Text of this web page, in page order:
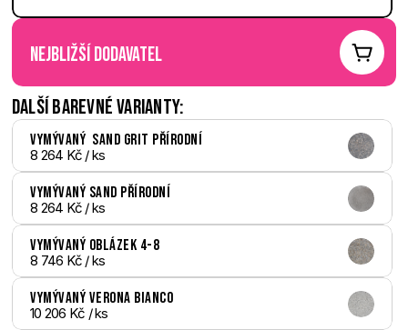
nejbližší dodavatel
Další barevné varianty:
Vymývaný  Sand Grit přírodní
8 264 Kč / ks
Vymývaný Sand přírodní
8 264 Kč / ks
Vymývaný Oblázek 4-8
8 746 Kč / ks
Vymývaný Verona bianco
10 206 Kč / ks